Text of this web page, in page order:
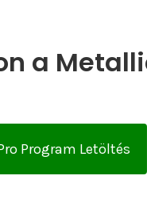
a
Program Letöltés